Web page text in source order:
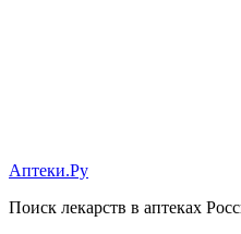
Аптеки.Ру
Поиск лекарств в аптеках